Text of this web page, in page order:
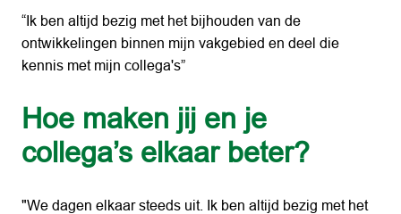
“Ik ben altijd bezig met het bijhouden van de
ontwikkelingen binnen mijn vakgebied en deel die
kennis met mijn collega's”
Hoe maken jij en je
collega’s elkaar beter?
"We dagen elkaar steeds uit. Ik ben altijd bezig met het